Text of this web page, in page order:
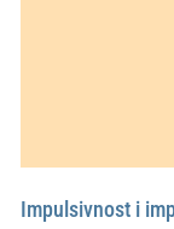
Impulsivnost i